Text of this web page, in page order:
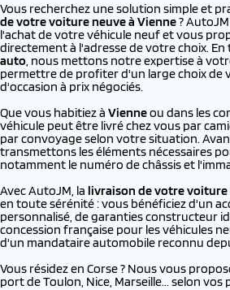
Vous recherchez une solution simple et
de votre voiture neuve à Vienne?
l'achat de votre véhicule neuf et vous
directement à l'adresse de votre choix.
auto, nous mettons notre expertise à
permettre de profiter d'un large choix de
d'occasion à prix négociés.
Que vous habitiez à Vienneou dans les
véhicule peut être livré chez vous par
par convoyage selon votre situation.
transmettons les éléments nécessaires
notamment le numéro de châssis et
Avec AutoJM, la livraison de votre voiture
en toute sérénité : vous bénéficiez d'un
personnalisé, de garanties constructeur
concession française pour les véhicules
d'un mandataire automobile reconnu
Vous résidez en Corse ? Nous vous
port de Toulon, Nice, Marseille... selon vos